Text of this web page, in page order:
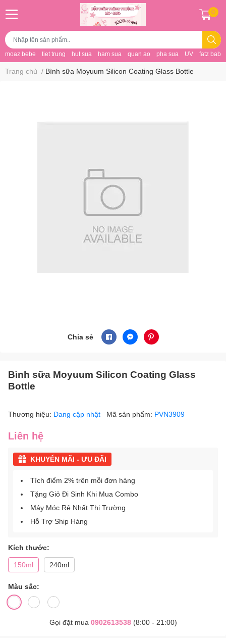
moaz bebe tiet trung hut sua ham sua quan ao pha sua UV fatz baby
0
Trang chủ / Bình sữa Moyuum Silicon Coating Glass Bottle
Chia sẻ
Bình sữa Moyuum Silicon Coating Glass
Bottle
Thương hiệu: Đang cập nhật Mã sản phẩm: PVN3909
Liên hệ
KHUYẾN MÃI - ƯU ĐÃI
Tích điểm 2% trên mỗi đơn hàng
Tặng Giỏ Đi Sinh Khi Mua Combo
Máy Móc Rẻ Nhất Thị Trường
Hỗ Trợ Ship Hàng
Kích thước:
150ml 240ml
Màu sắc:
Gọi đặt mua 0902613538(8:00 - 21:00)